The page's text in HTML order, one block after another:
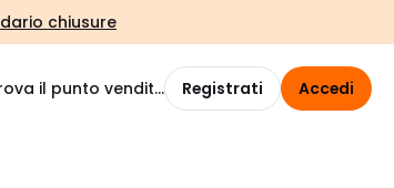
chiusure
il punto vendita Registrati Accedi